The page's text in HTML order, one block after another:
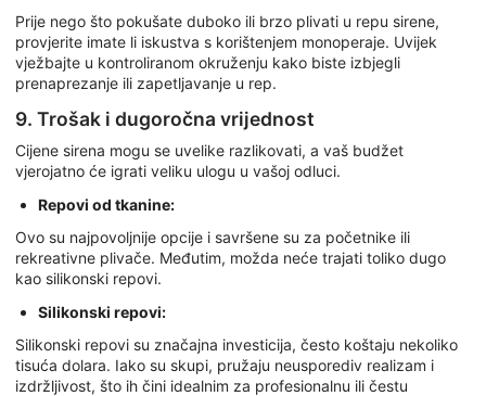
Prije nego što pokušate duboko ili brzo plivati u repu sirene,
provjerite imate li iskustva s korištenjem monoperaje. Uvijek
vježbajte u kontroliranom okruženju kako biste izbjegli
prenaprezanje ili zapetljavanje u rep.
9. Trošak i dugoročna vrijednost
Cijene sirena mogu se uvelike razlikovati, a vaš budžet
vjerojatno će igrati veliku ulogu u vašoj odluci.
Repovi od tkanine:
Ovo su najpovoljnije opcije i savršene su za početnike ili
rekreativne plivače. Međutim, možda neće trajati toliko dugo
kao silikonski repovi.
Silikonski repovi:
Silikonski repovi su značajna investicija, često koštaju nekoliko
tisuća dolara. Iako su skupi, pružaju neusporediv realizam i
izdržljivost, što ih čini idealnim za profesionalnu ili čestu